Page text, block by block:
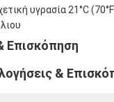
επαφή με
υγρασία 21°C
Επισκόπηση
&